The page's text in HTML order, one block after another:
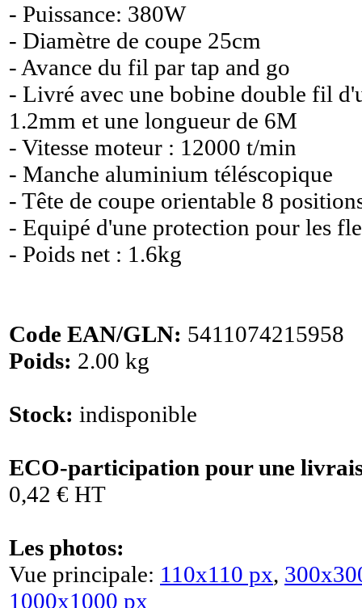
- Puissance: 380W
- Diamètre de coupe 25cm
- Avance du fil par tap and go
- Livré avec une bobine double fil
1.2mm et une longueur de 6M
- Vitesse moteur : 12000 t/min
- Manche aluminium téléscopique
- Tête de coupe orientable 8
- Equipé d'une protection pour les
- Poids net : 1.6kg
Code EAN/GLN: 5411074215958
Poids: 2.00 kg
Stock: indisponible
ECO-participation pour une
0,42 € HT
Les photos:
Vue principale: 110x110 px,
1000x1000 px